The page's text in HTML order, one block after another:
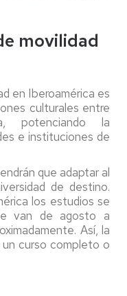
movilidad
en Iberoamérica es
culturales entre
potenciando la
e instituciones de
que adaptar al
de destino.
los estudios se
van de agosto a
Así, la
curso completo o